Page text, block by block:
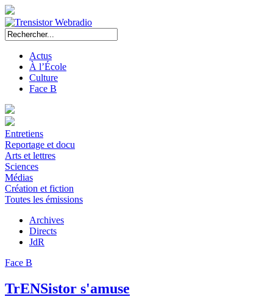
Actus
À l’École
Culture
Face B
Entretiens
Reportage et docu
Arts et lettres
Sciences
Médias
Création et fiction
Toutes les émissions
Archives
Directs
JdR
Face B
TrENSistor s'amuse